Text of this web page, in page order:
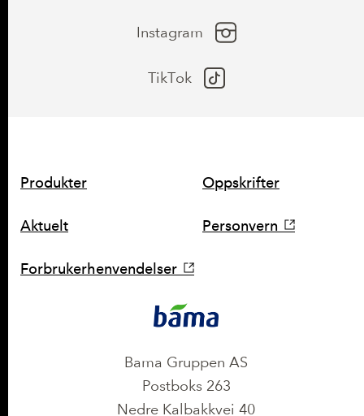
Instagram
TikTok
Bama Gruppen AS
Postboks 263
Nedre Kalbakkvei 40
SNARVEIER
Produkter Oppskrifter
Aktuelt Personvern
Forbrukerhenvendelser